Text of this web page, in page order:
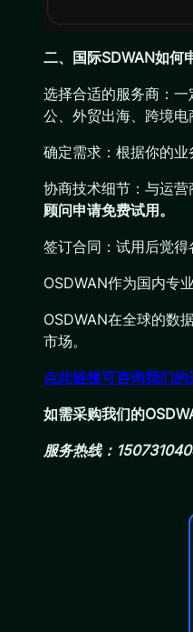
二、国际SDWAN如何
选择合适的服务商：
公、外贸出海、跨境电
确定需求：根据你的业
协商技术细节：与运
顾问申请免费试用。
签订合同：试用后觉得
OSDWAN作为国内专
OSDWAN在全球的数
市场。
点此链接可咨询我们
如需采购我们的
服务热线：